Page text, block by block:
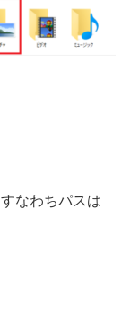
なわちパスは